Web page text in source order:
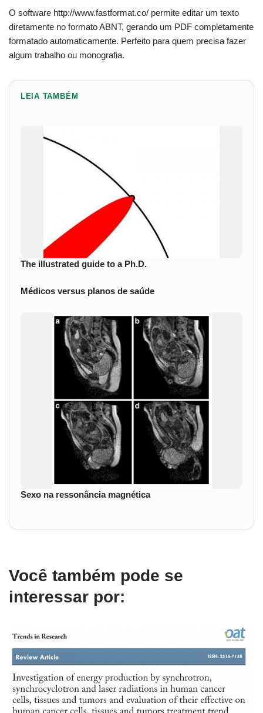
O software http://www.fastformat.co/ permite editar um texto
diretamente no formato ABNT, gerando um PDF completamente
formatado automaticamente. Perfeito para quem precisa fazer
algum trabalho ou monografia.
LEIA TAMBÉM
The illustrated guide to a Ph.D.
Médicos versus planos de saúde
Sexo na ressonância magnética
Você também pode se
interessar por: